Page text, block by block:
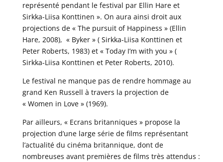
représenté pendant le festival par Ellin Hare et
Sirkka-Liisa Konttinen ». On aura ainsi droit aux
projections de « The pursuit of Happiness » (Ellin
Hare, 2008), « Byker » ( Sirkka-Liisa Konttinen et
Peter Roberts, 1983) et « Today I’m with you » (
Sirkka-Liisa Konttinen et Peter Roberts, 2010).
Le festival ne manque pas de rendre hommage au
grand Ken Russell à travers la projection de
« Women in Love » (1969).
Par ailleurs, « Ecrans britanniques » propose la
projection d’une large série de films représentant
l’actualité du cinéma britannique, dont de
nombreuses avant premières de films très attendus :